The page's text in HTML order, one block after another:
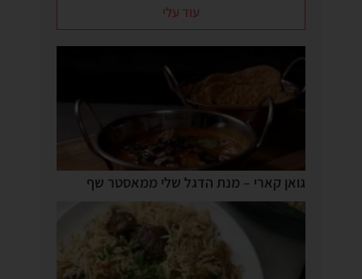
עוד עלי
גואן קארי – מנת הדגל שלי ממאסטר שף